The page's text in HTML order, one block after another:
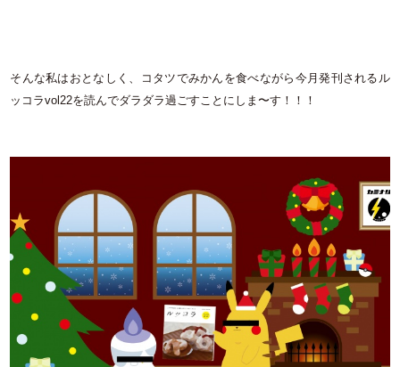
そんな私はおとなしく、コタツでみかんを食べながら今月発刊されるル
ッコラvol22を読んでダラダラ過ごすことにしま〜す！！！